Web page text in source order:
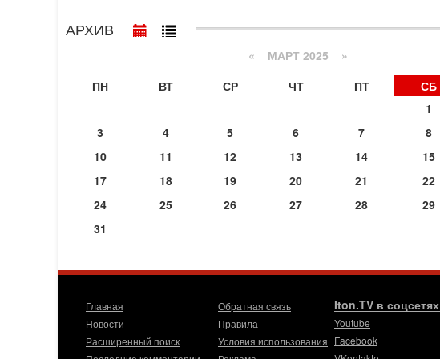
АРХИВ
« МАРТ 2025 »
ПН
ВТ СР ЧТ ПТ СБ
1
3
4 5 6 7 8
10
11 12 13 14 15
17
18 19 20 21 22
24
25 26 27 28 29
31
Главная
Новости
Расширенный поиск
Обратная связь
Правила
Условия использования
Iton.TV в соцсетях
Youtube
Facebook